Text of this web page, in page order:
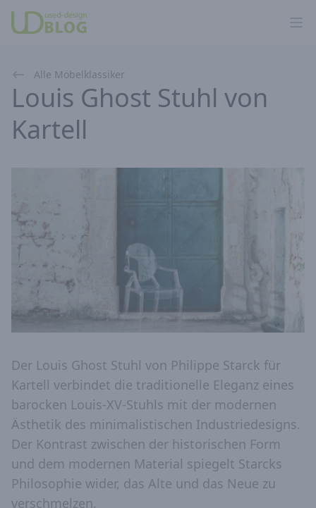
Alle Möbelklassiker
Louis Ghost Stuhl von
Kartell
Der Louis Ghost Stuhl von Philippe Starck für
Kartell verbindet die traditionelle Eleganz eines
barocken Louis-XV-Stuhls mit der modernen
Ästhetik des minimalistischen Industriedesigns.
Der Kontrast zwischen der historischen Form
und dem modernen Material spiegelt Starcks
Philosophie wider, das Alte und das Neue zu
verschmelzen.